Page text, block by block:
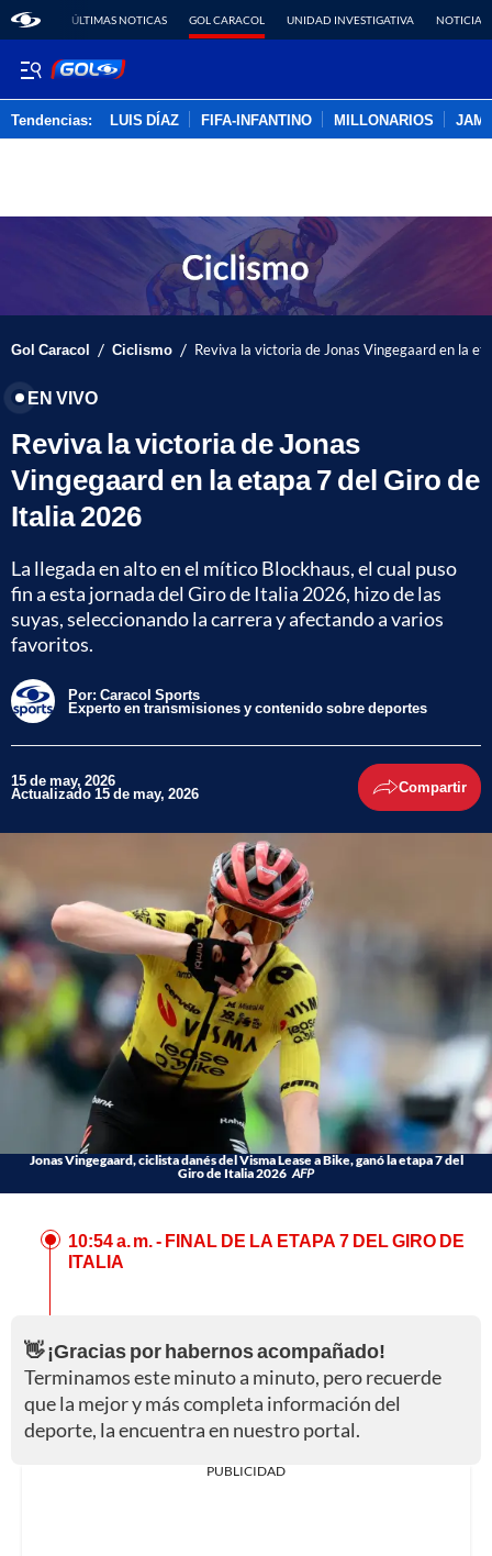
ÚLTIMAS NOTICAS GOL CARACOL UNIDAD INVESTIGATIVA NOTICIAS
Tendencias: LUIS DÍAZ FIFA-INFANTINO MILLONARIOS
Gol Caracol / Ciclismo / Reviva la victoria de Jonas Vingegaard en la
EN VIVO
Reviva la victoria de Jonas
Vingegaard en la etapa 7 del Giro de
Italia 2026
La llegada en alto en el mítico Blockhaus, el cual puso
fin a esta jornada del Giro de Italia 2026, hizo de las
suyas, seleccionando la carrera y afectando a varios
favoritos.
Por: Caracol Sports
Experto en transmisiones y contenido sobre deportes
15 de may, 2026
Actualizado 15 de may, 2026 Compartir
Jonas Vingegaard, ciclista danés del Visma Lease a Bike, ganó la etapa 7 del
Giro de Italia 2026 AFP
10:54 a. m.- FINAL DE LA ETAPA 7 DEL GIRO DE
ITALIA
👋 ¡Gracias por habernos acompañado!
Terminamos este minuto a minuto, pero recuerde
que la mejor y más completa información del
deporte, la encuentra en nuestro portal.
PUBLICIDAD